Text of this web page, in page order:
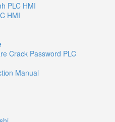
PLC HMI
HMI
Crack Password PLC
Manual